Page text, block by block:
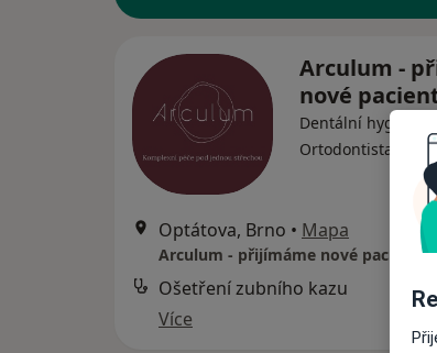
Arculum -
nové
Dentální
Ortodontista,
Optátova, Brno • Mapa
Arculum - přijímáme nové pacienty
Ošetření zubního kazu
Více